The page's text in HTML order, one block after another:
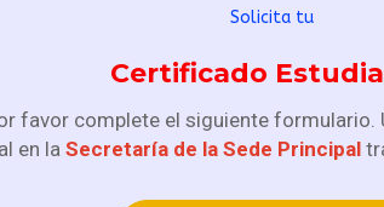
Solicita tu
Certificado
favor complete el siguiente formulario.
en la Secretaría de la Sede Principal